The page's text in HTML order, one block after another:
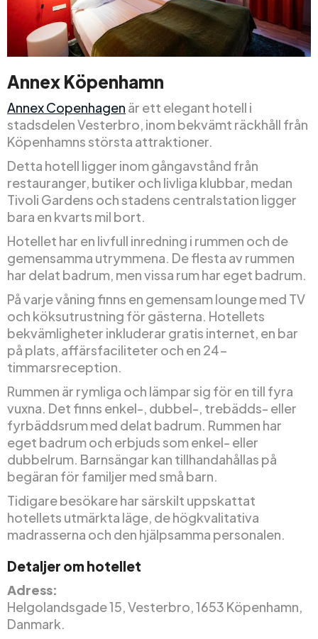
Annex Köpenhamn
Annex Copenhagen är ett elegant hotell i
stadsdelen Vesterbro, inom bekvämt räckhåll från
Köpenhamns största attraktioner.
Detta hotell ligger inom gångavstånd från
restauranger, butiker och livliga klubbar, medan
Tivoli Gardens och stadens centralstation ligger
bara en kvarts mil bort.
Hotellet har en livfull inredning i rummen och de
gemensamma utrymmena. De flesta av rummen
har delat badrum, men vissa rum har eget badrum.
På varje våning finns en gemensam lounge med TV
och köksutrustning för gästerna. Hotellets
bekvämligheter inkluderar gratis internet, en bar
på plats, affärsfaciliteter och en 24-
timmarsreception.
Rummen är rymliga och lämpar sig för en till fyra
vuxna. Det finns enkel-, dubbel-, trebädds- eller
fyrbäddsrum med delat badrum. Rummen har
eget badrum och erbjuds som enkel- eller
dubbelrum. Barnsängar kan tillhandahållas på
begäran för familjer med små barn.
Tidigare besökare har särskilt uppskattat
hotellets utmärkta läge, de högkvalitativa
madrasserna och den hjälpsamma personalen.
Detaljer om hotellet
Adress:
Helgolandsgade 15, Vesterbro, 1653 Köpenhamn,
Danmark.